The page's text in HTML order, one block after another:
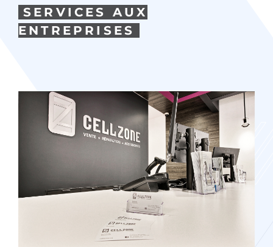
SERVICES AUX
ENTREPRISES